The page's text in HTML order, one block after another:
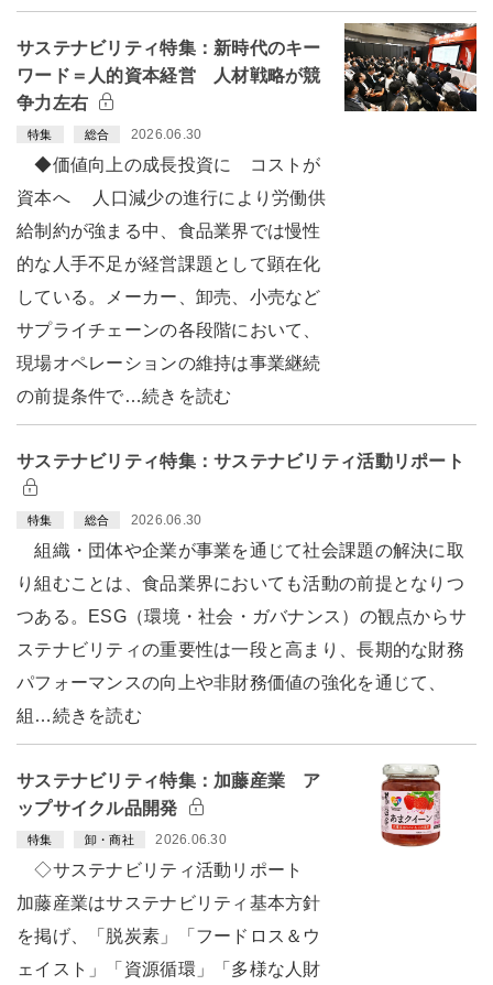
サステナビリティ特集：新時代のキー
ワード＝人的資本経営 人材戦略が競
争力左右
特集 総合 2026.06.30
◆価値向上の成長投資に コストが
資本へ 人口減少の進行により労働供
給制約が強まる中、食品業界では慢性
的な人手不足が経営課題として顕在化
している。メーカー、卸売、小売など
サプライチェーンの各段階において、
現場オペレーションの維持は事業継続
の前提条件で…続きを読む
サステナビリティ特集：サステナビリティ活動リポート
特集 総合 2026.06.30
組織・団体や企業が事業を通じて社会課題の解決に取
り組むことは、食品業界においても活動の前提となりつ
つある。ESG（環境・社会・ガバナンス）の観点からサ
ステナビリティの重要性は一段と高まり、長期的な財務
パフォーマンスの向上や非財務価値の強化を通じて、
組…続きを読む
サステナビリティ特集：加藤産業 ア
ップサイクル品開発
特集 卸・商社 2026.06.30
◇サステナビリティ活動リポート
加藤産業はサステナビリティ基本方針
を掲げ、「脱炭素」「フードロス＆ウ
ェイスト」「資源循環」「多様な人財